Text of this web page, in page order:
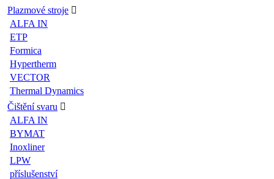
Plazmové stroje
ALFA IN
ETP
Formica
Hypertherm
VECTOR
Thermal Dynamics
Čištění svaru
ALFA IN
BYMAT
Inoxliner
LPW
příslušenství